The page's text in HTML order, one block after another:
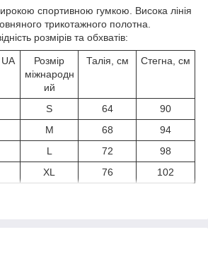
спортивною гумкою. Висока лінія
трикотажного полотна.
розмірів та обхватів:
Розмір
міжнародн
ий
Талія, см Стегна, см
S 64
90
M 68
94
L 72
98
XL 76 102